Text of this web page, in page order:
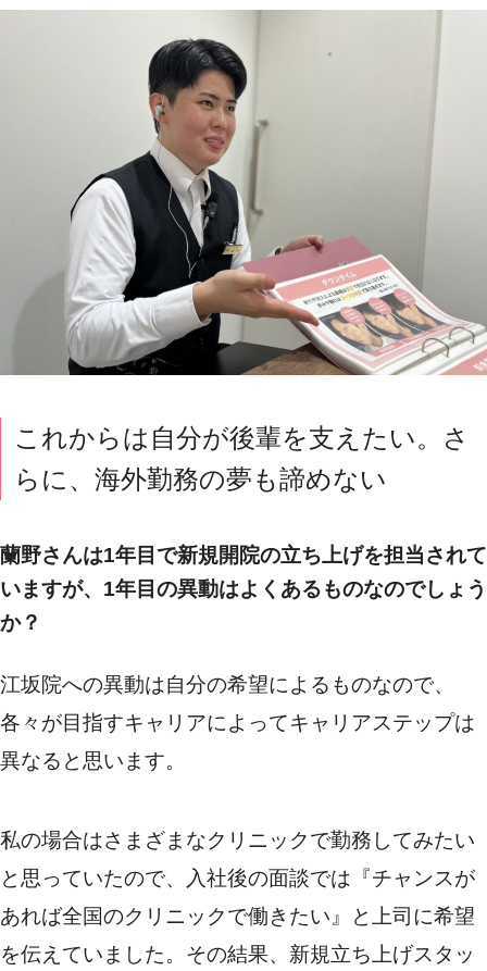
これからは自分が後輩を支えたい。さ
らに、海外勤務の夢も諦めない
蘭野さんは1年目で新規開院の立ち上げを担当されて
いますが、1年目の異動はよくあるものなのでしょう
か？
江坂院への異動は自分の希望によるものなので、
各々が目指すキャリアによってキャリアステップは
異なると思います。
私の場合はさまざまなクリニックで勤務してみたい
と思っていたので、入社後の面談では『チャンスが
あれば全国のクリニックで働きたい』と上司に希望
を伝えていました。その結果、新規立ち上げスタッ